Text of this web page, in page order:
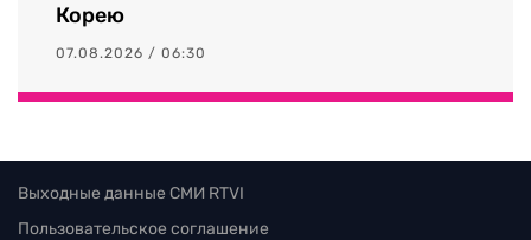
Корею
07.08.2026 / 06:30
Выходные данные СМИ RTVI
Пользовательское соглашение